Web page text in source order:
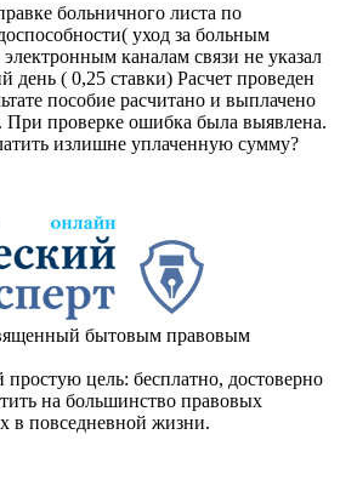
больничного листа по
уход за больным
каналам связи не указал
день ( 0,25 ставки) Расчет проведен
пособие расчитано и выплачено
При проверке ошибка была выявлена.
излишне уплаченную сумму?
бытовым правовым
цель: бесплатно, достоверно
на большинство правовых
в повседневной жизни.